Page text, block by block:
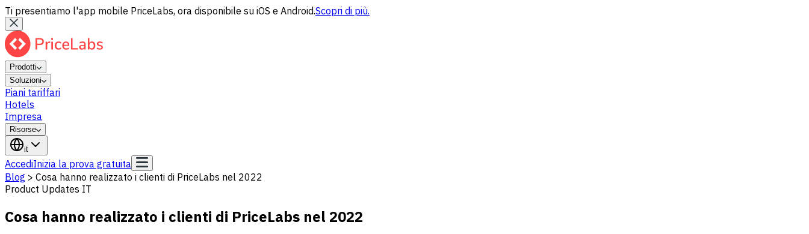
Ti presentiamo l'app mobile PriceLabs, ora disponibile su iOS e Android.Scopri di più.
Prodotti
Soluzioni
Piani tariffari
Hotels
Impresa
Risorse
it
AccediInizia la prova gratuita
Blog > Cosa hanno realizzato i clienti di PriceLabs nel 2022
Product Updates IT
Cosa hanno realizzato i clienti di PriceLabs nel 2022